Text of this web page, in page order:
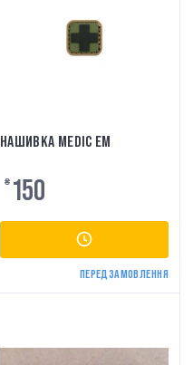
НАШИВКА MEDIC EM
₴ 150
ПЕРЕДЗАМОВЛЕННЯ